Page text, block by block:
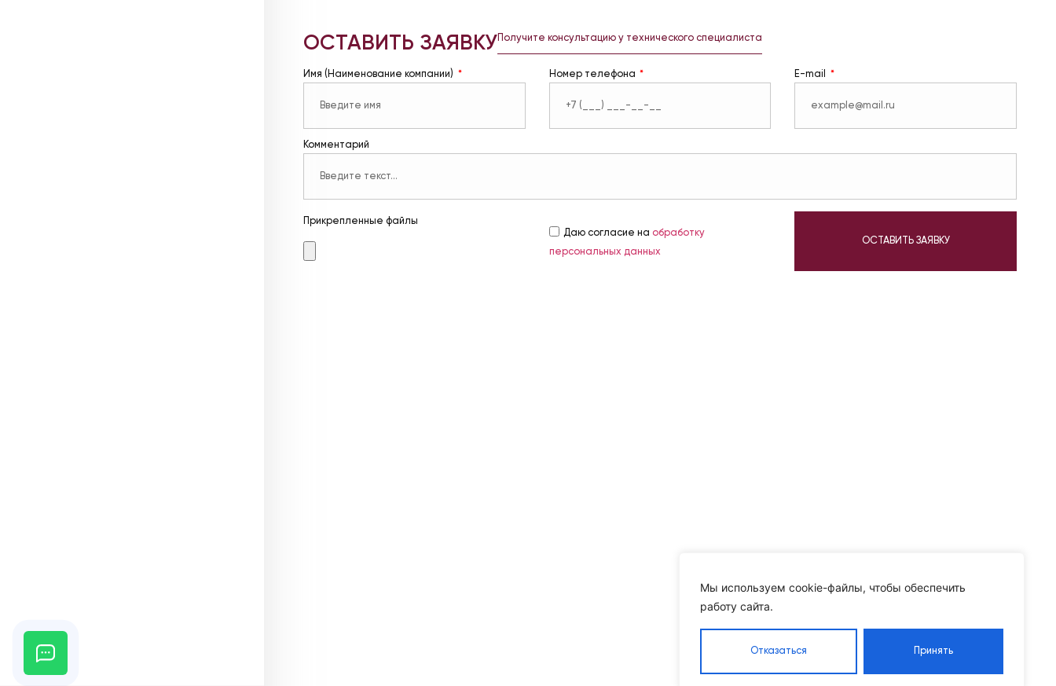
Мы используем cookie-файлы, чтобы обеспечить
работу сайта.
Отказаться Принять
ОСТАВИТЬ ЗАЯВКУПолучите консультацию у технического специалиста
Имя (Наименование компании) Номер телефона E-mail
Комментарий
Прикрепленные файлы
Даю согласие на обработку
персональных данных
ОСТАВИТЬ ЗАЯВКУ